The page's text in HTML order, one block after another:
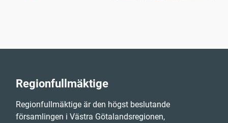
Regionfullmäktige
Regionfullmäktige är den högst beslutande
församlingen i Västra Götalandsregionen,